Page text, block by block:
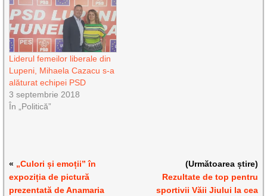
Liderul femeilor liberale din
Lupeni, Mihaela Cazacu s-a
alăturat echipei PSD
3 septembrie 2018
În „Politică”
« „Culori și emoții” în
expoziția de pictură
prezentată de Anamaria
(Următoarea știre)
Rezultate de top pentru
sportivii Văii Jiului la cea